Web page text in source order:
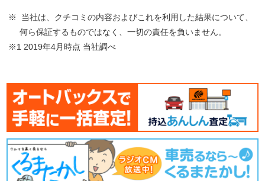
※ 当社は、クチコミの内容およびこれを利用した結果について、
何ら保証するものではなく、一切の責任を負いません。
※1 2019年4月時点 当社調べ